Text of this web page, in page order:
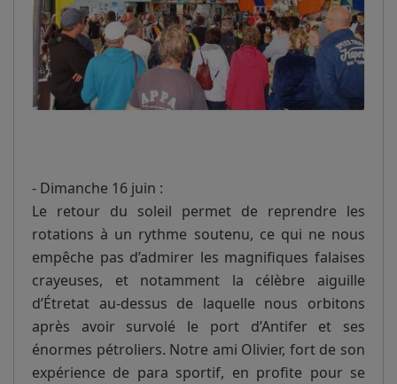
- Dimanche 16 juin :
Le retour du soleil permet de reprendre les
rotations à un rythme soutenu, ce qui ne nous
empêche pas d’admirer les magnifiques falaises
crayeuses, et notamment la célèbre aiguille
d’Étretat au-dessus de laquelle nous orbitons
après avoir survolé le port d’Antifer et ses
énormes pétroliers. Notre ami Olivier, fort de son
expérience de para sportif, en profite pour se